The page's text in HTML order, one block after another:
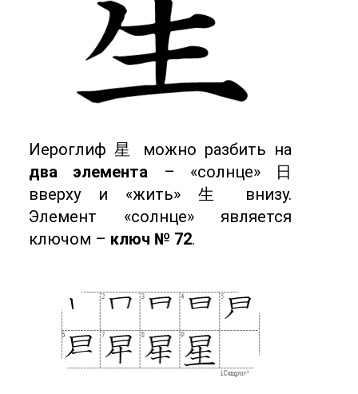
Иероглиф 星 можно разбить на
два элемента – «солнце» 日
вверху и «жить» 生 внизу.
Элемент «солнце» является
ключом – ключ № 72.